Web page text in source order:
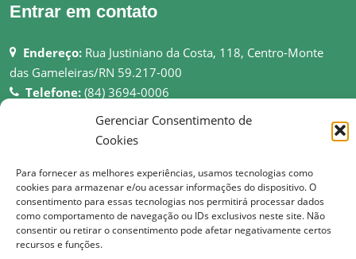
Gerenciar Consentimento de
Cookies
Para fornecer as melhores experiências, usamos tecnologias como
cookies para armazenar e/ou acessar informações do dispositivo. O
consentimento para essas tecnologias nos permitirá processar dados
como comportamento de navegação ou IDs exclusivos neste site. Não
consentir ou retirar o consentimento pode afetar negativamente certos
recursos e funções.
Entrar em contato
Endereço: Rua Justiniano da Costa, 118, Centro-Monte
das Gameleiras/RN 59.217-000
Telefone: (84) 3694-0006
http://montedasgameleiras.rn.gov.br
Atendimento ao Público: 08h as 13h
© Copyright 2017 Prefeitura Municipal de Monte das Gameleiras | Todos os